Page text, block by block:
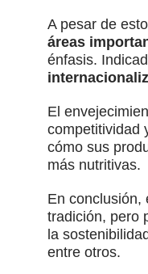
A pesar de
áreas
énfasis.
El
competitividad
cómo sus
más nutritivas.
En conclusión,
tradición, pero
la
entre otros.